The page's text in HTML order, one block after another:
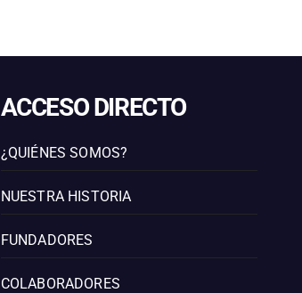
ACCESO DIRECTO
¿QUIÉNES SOMOS?
NUESTRA HISTORIA
FUNDADORES
COLABORADORES